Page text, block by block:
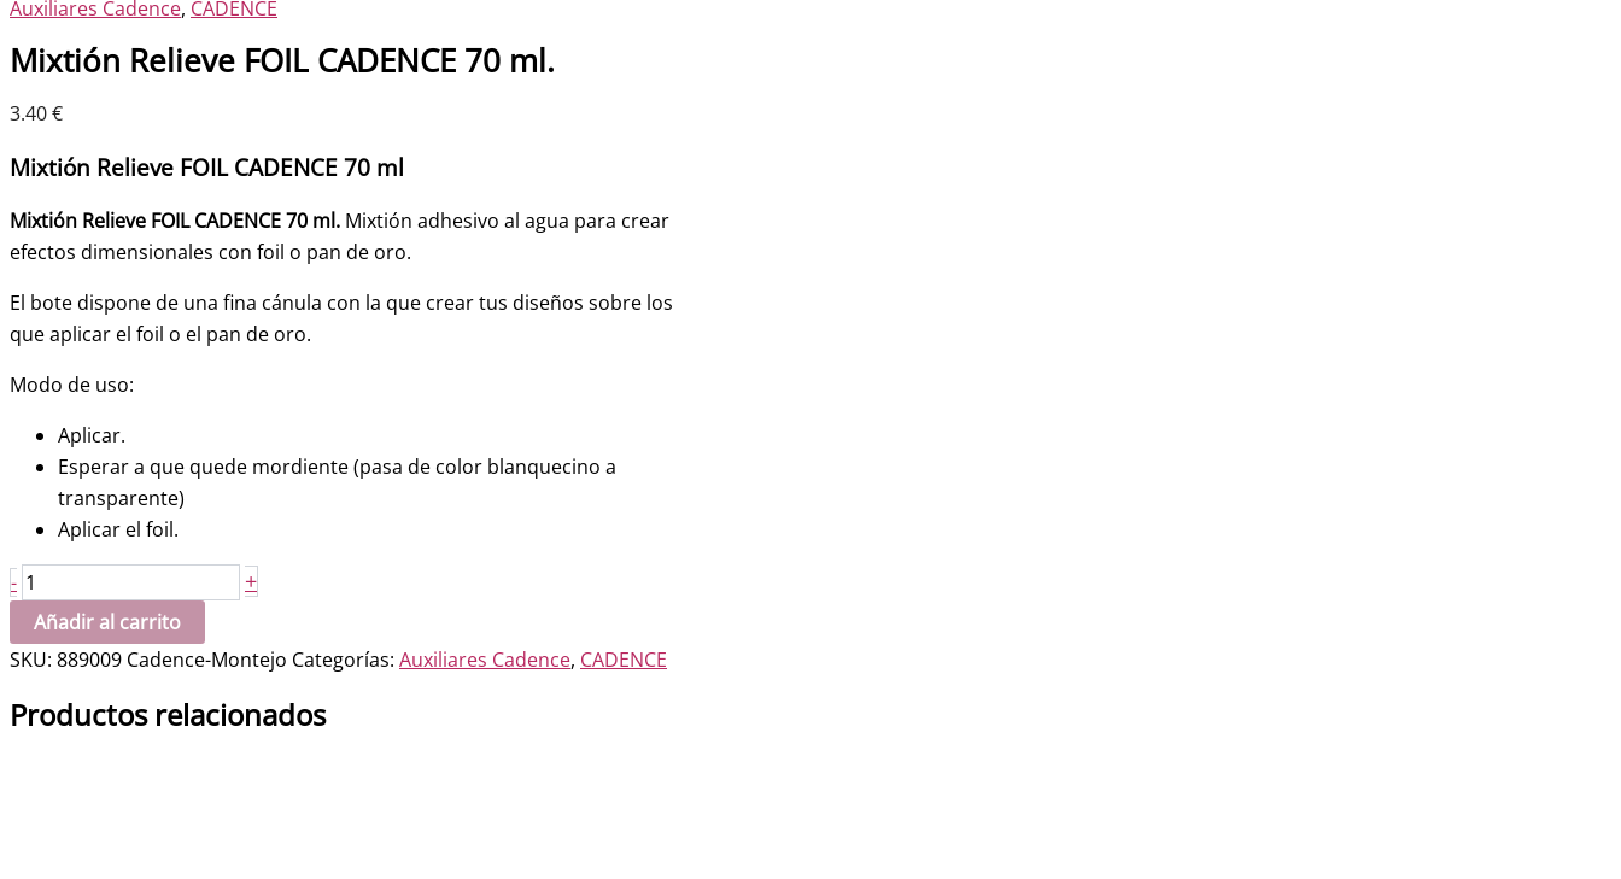
Auxiliares Cadence, CADENCE
Mixtión Relieve FOIL CADENCE 70 ml.
3.40€
Mixtión Relieve FOIL CADENCE 70 ml
Mixtión Relieve FOIL CADENCE 70 ml. Mixtión adhesivo al agua para crear
efectos dimensionales con foil o pan de oro.
El bote dispone de una fina cánula con la que crear tus diseños sobre los
que aplicar el foil o el pan de oro.
Modo de uso:
Aplicar.
Esperar a que quede mordiente (pasa de color blanquecino a
transparente)
Aplicar el foil.
- Mixtión
Relieve
FOIL
CADENCE
70
+
Añadir al carrito
SKU: 889009 Cadence-Montejo Categorías: Auxiliares Cadence, CADENCE
Productos relacionados